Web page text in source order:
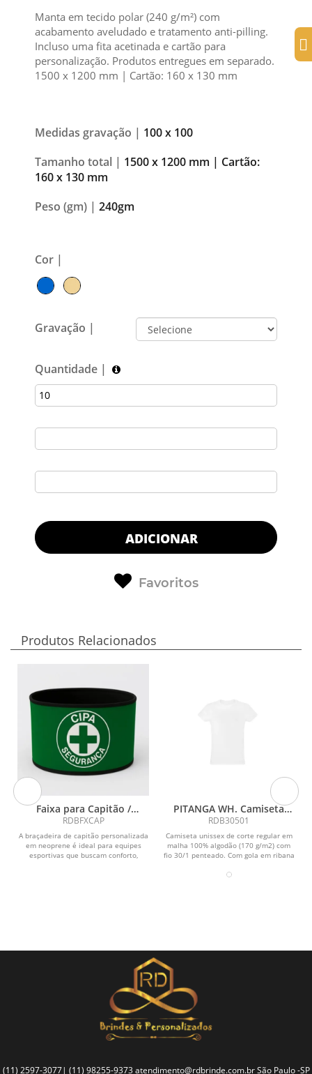
Manta em tecido polar (240 g/m²) com
acabamento aveludado e tratamento anti-pilling.
Incluso uma fita acetinada e cartão para
personalização. Produtos entregues em separado.
1500 x 1200 mm | Cartão: 160 x 130 mm
Medidas gravação | 100 x 100
Tamanho total | 1500 x 1200 mm | Cartão:
160 x 130 mm
Peso (gm) | 240gm
Cor |
Gravação |
Quantidade |
ADICIONAR
Favoritos
Produtos Relacionados
Faixa para Capitão /
Identificação Personalizada
RDBFXCAP
A braçadeira de capitão personalizada
em neoprene é ideal para equipes
esportivas que buscam conforto,
PITANGA WH. Camiseta
unissex de corte regular
RDB30501
Camiseta unissex de corte regular em
malha 100% algodão (170 g/m2) com
fio 30/1 penteado. Com gola em ribana
(11) 2597-3077| (11) 98255-9373 atendimento@rdbrinde.com.br São Paulo -SP